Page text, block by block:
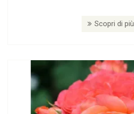
Scopri di più